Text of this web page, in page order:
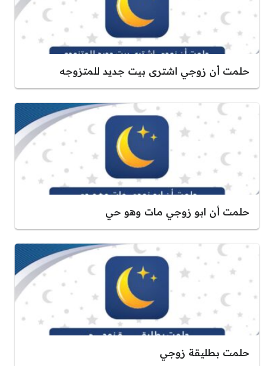
حلمت أن زوجي اشترى بيت جديد للمتزوجه
حلمت أن ابو زوجي مات وهو حي
حلمت بطليقة زوجي